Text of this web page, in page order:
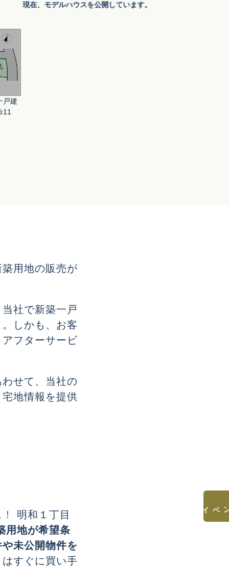
現在、モデルハウスを公開しています。
戸建
11
用地の販売が
当社で新築一戸
しかも、お客
フターサービ
せて、当社の
地情報を提供
明和１丁目
用地が希望条
未公開物件を
はすぐに買い手